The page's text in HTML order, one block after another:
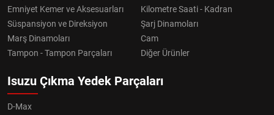
Emniyet Kemer ve Aksesuarları
Kilometre Saati - Kadran
Süspansiyon ve Direksiyon
Şarj Dinamoları
Marş Dinamoları
Cam
Tampon - Tampon Parçaları
Diğer Ürünler
Isuzu Çıkma Yedek Parçaları
D-Max